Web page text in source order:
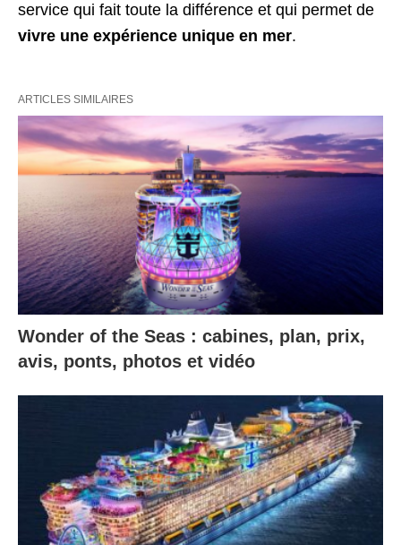
service qui fait toute la différence et qui permet de
vivre une expérience unique en mer.
ARTICLES SIMILAIRES
Wonder of the Seas : cabines, plan, prix,
avis, ponts, photos et vidéo